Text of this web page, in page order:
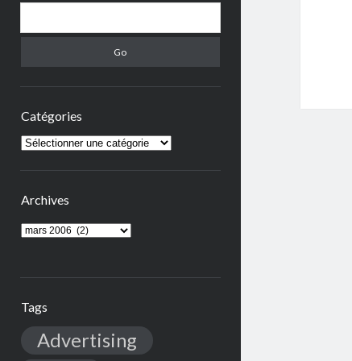
Catégories
Catégories
Archives
Archives
Tags
Advertising